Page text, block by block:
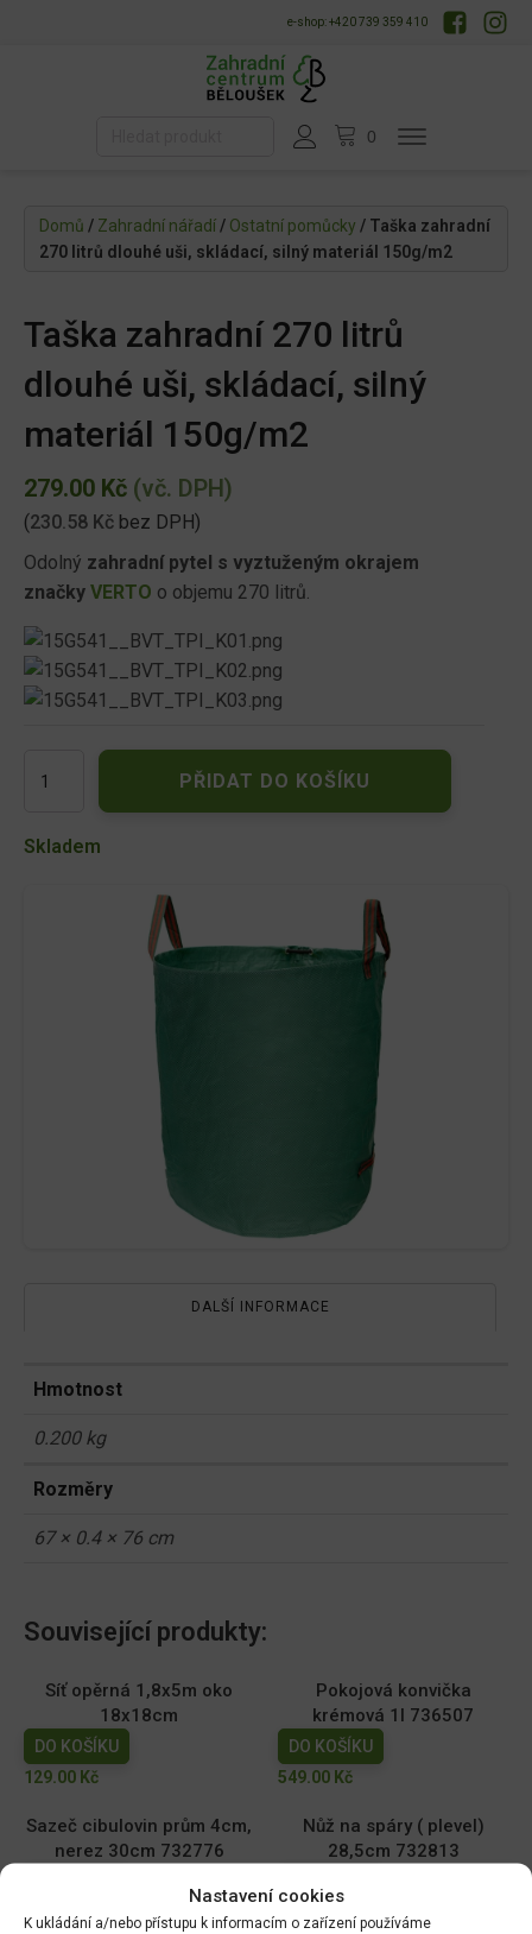
Nastavení cookies
K ukládání a/nebo přístupu k informacím o zařízení používáme
e-shop: +420 739 359 410
Domů / Zahradní nářadí/ Ostatní pomůcky / Taška zahradní
270 litrů dlouhé uši, skládací, silný materiál 150g/m2
Taška zahradní 270 litrů
dlouhé uši, skládací, silný
materiál 150g/m2
279.00 Kč (vč. DPH)
(230.58 Kč bez DPH)
Odolný zahradní pytel s vyztuženým okrajem
značky VERTO o objemu 270 litrů.
zahradní
litrů
PŘIDAT DO KOŠÍKU
Skladem
DALŠÍ INFORMACE
Hmotnost
0.200 kg
Rozměry
67 × 0.4 × 76 cm
Související produkty:
Síť opěrná 1,8x5m oko
18x18cm
DO KOŠÍKU
129.00 Kč
Pokojová konvička
krémová 1l 736507
DO KOŠÍKU
549.00 Kč
Sazeč cibulovin prům 4cm,
nerez 30cm 732776
399.00 Kč
Nůž na spáry ( plevel)
28,5cm 732813
389.00